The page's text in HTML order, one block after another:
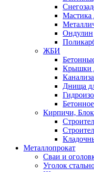
Мастика
Ондулин
ЖБИ
Крышки
Днища
Кирпичи,
Металлопрокат
Сваи и
Уголок